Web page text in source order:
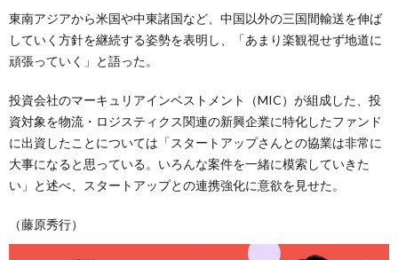
東南アジアから米国や中東諸国など、中国以外の三国間輸送を伸ば
していく方針を継続する姿勢を表明し、「あまり楽観視せず地道に
頑張っていく」と語った。
投資会社のマーキュリアインベストメント（MIC）が組成した、投
資対象を物流・ロジスティクス関連の新興企業に特化したファンド
に出資したことについては「スタートアップさんとの協業は非常に
大事になると思っている。いろんな案件を一緒に模索していきた
い」と述べ、スタートアップとの連携強化に意欲を見せた。
（藤原秀行）